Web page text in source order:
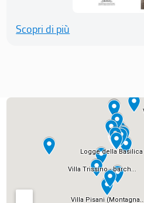
Scopri di più